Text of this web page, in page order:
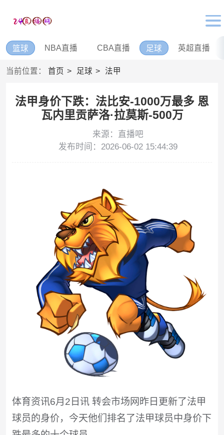
篮球 NBA直播 CBA直播 足球 英超直播
当前位置： 首页 足球 法甲
法甲身价下跌：法比安-1000万最多 恩
瓦内里贡萨洛·拉莫斯-500万
来源：直播吧
发布时间：2026-06-02 15:44:39
体育资讯6月2日讯 转会市场网昨日更新了法甲
球员的身价，今天他们排名了法甲球员中身价下